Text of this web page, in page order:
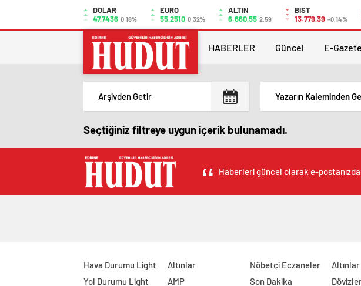
DOLAR
47,7436 0.18%
EURO
55,2510 0.32%
ALTIN
6.660,55 2,59
BIST
13.779,39 -0,14%
HABERLER Güncel E-Gazete
Yazarın Kaleminden
Seçtiğiniz filtreye uygun içerik bulunamadı.
Haberleri güncel olarak e-
Hava Durumu Light
Yol Durumu Light
Altınlar
AMP
Nöbetçi Eczaneler
Son Dakika
Altınlar